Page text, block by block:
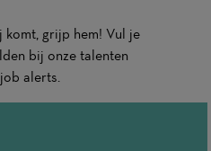
komt, grijp hem! Vul je
bij onze talenten
alerts.